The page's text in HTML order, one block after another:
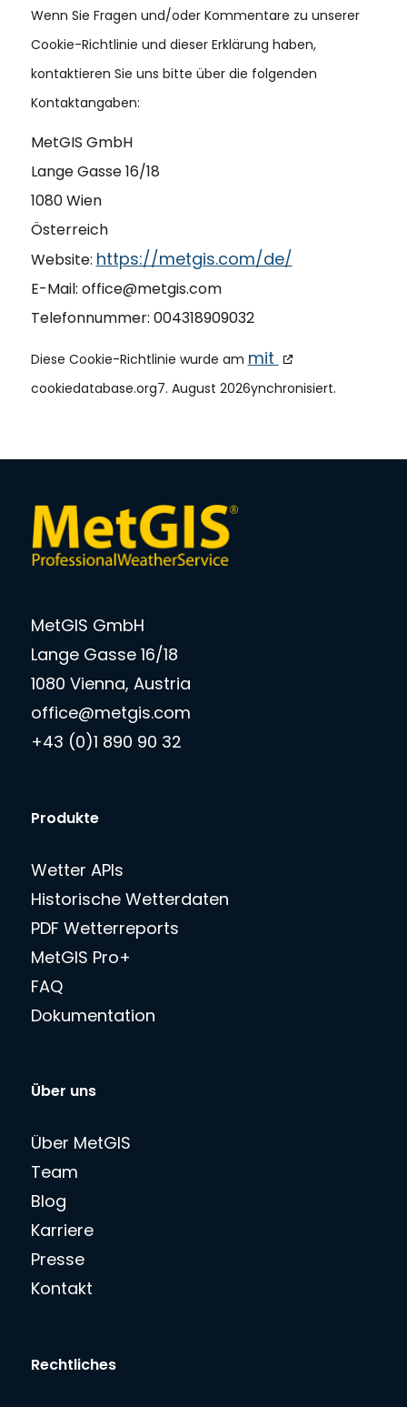
Wenn Sie Fragen und/oder Kommentare zu unserer
Cookie-Richtlinie und dieser Erklärung haben,
kontaktieren Sie uns bitte über die folgenden
Kontaktangaben:
MetGIS GmbH
Lange Gasse 16/18
1080 Wien
Österreich
Website: https://metgis.com/de/
E-Mail: office@metgis.com
Telefonnummer: 004318909032
Diese Cookie-Richtlinie wurde am mit
cookiedatabase.org7. August 2026ynchronisiert.
MetGIS GmbH
Lange Gasse 16/18
1080 Vienna, Austria
office@metgis.com
+43 (0)1 890 90 32
Produkte
Wetter APIs
Historische Wetterdaten
PDF Wetterreports
MetGIS Pro+
FAQ
Dokumentation
Über uns
Über MetGIS
Team
Blog
Karriere
Presse
Kontakt
Rechtliches